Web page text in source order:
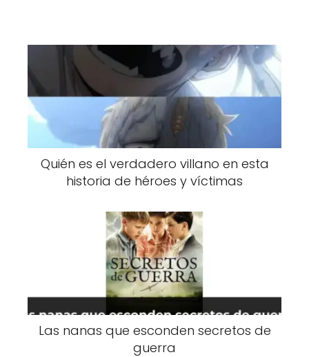
Quién es el verdadero villano en esta
historia de héroes y víctimas
Las nanas que esconden secretos de
guerra